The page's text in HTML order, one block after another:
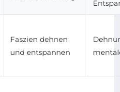
Faszien dehnen
und entspannen